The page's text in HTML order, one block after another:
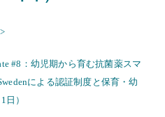
>
#8：幼児期から育む抗菌薬スマ
による認証制度と保育・幼
）